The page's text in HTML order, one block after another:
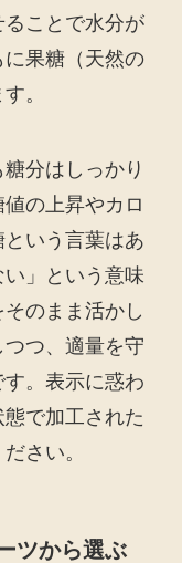
ことで水分が
果糖（天然の
。
分はしっかり
の上昇やカロ
いう言葉はあ
」という意味
のまま活かし
つ、適量を守
。表示に惑わ
で加工された
さい。
ツから選ぶ